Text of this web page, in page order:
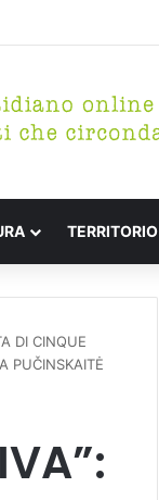
TERRITORIO
DI CINQUE
PUČINSKAITĖ